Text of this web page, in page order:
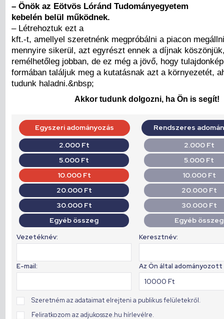
– Önök az Eötvös Lóránd Tudományegyetem
kebelén belül működnek.
– Létrehoztuk ezt a
kft.-t, amellyel szeretnénk megpróbálni a piacon
mennyire sikerül, azt egyrészt ennek a díjnak
remélhetőleg jobban, de ez még a jövő, hogy
formában találjuk meg a kutatásnak azt a környezetét,
tudunk haladni.&nbsp;
Akkor tudunk dolgozni, ha Ön is segít!